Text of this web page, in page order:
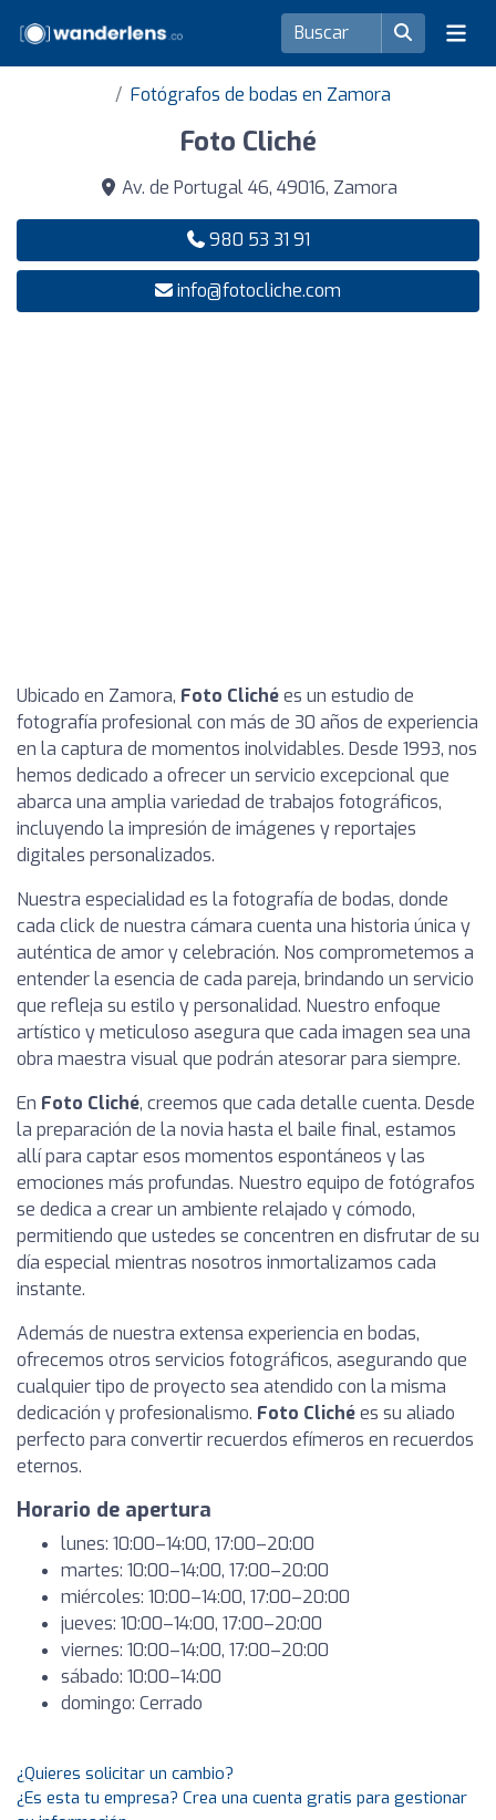
Fotógrafos de bodas en Zamora
Foto Cliché
Av. de Portugal 46, 49016, Zamora
980 53 31 91
info@fotocliche.com
Ubicado en Zamora, Foto Clichées un estudio de
fotografía profesional con más de 30 años de experiencia
en la captura de momentos inolvidables. Desde 1993, nos
hemos dedicado a ofrecer un servicio excepcional que
abarca una amplia variedad de trabajos fotográficos,
incluyendo la impresión de imágenes y reportajes
digitales personalizados.
Nuestra especialidad es la fotografía de bodas, donde
cada click de nuestra cámara cuenta una historia única y
auténtica de amor y celebración. Nos comprometemos a
entender la esencia de cada pareja, brindando un servicio
que refleja su estilo y personalidad. Nuestro enfoque
artístico y meticuloso asegura que cada imagen sea una
obra maestra visual que podrán atesorar para siempre.
En Foto Cliché, creemos que cada detalle cuenta. Desde
la preparación de la novia hasta el baile final, estamos
allí para captar esos momentos espontáneos y las
emociones más profundas. Nuestro equipo de fotógrafos
se dedica a crear un ambiente relajado y cómodo,
permitiendo que ustedes se concentren en disfrutar de su
día especial mientras nosotros inmortalizamos cada
instante.
Además de nuestra extensa experiencia en bodas,
ofrecemos otros servicios fotográficos, asegurando que
cualquier tipo de proyecto sea atendido con la misma
dedicación y profesionalismo. Foto Clichées su aliado
perfecto para convertir recuerdos efímeros en recuerdos
eternos.
Horario de apertura
lunes: 10:00–14:00, 17:00–20:00
martes: 10:00–14:00, 17:00–20:00
miércoles: 10:00–14:00, 17:00–20:00
jueves: 10:00–14:00, 17:00–20:00
viernes: 10:00–14:00, 17:00–20:00
sábado: 10:00–14:00
domingo: Cerrado
¿Quieres solicitar un cambio?
¿Es esta tu empresa? Crea una cuenta gratis para gestionar